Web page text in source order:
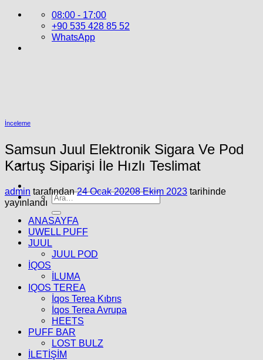
İçeriğe
08:00 - 17:00
+90 535 428 85 52
WhatsApp
Ara:
ANASAYFA
UWELL PUFF
JUUL
JUUL POD
İQOS
İLUMA
IQOS TEREA
İqos Terea Kıbrıs
İqos Terea Avrupa
HEETS
PUFF BAR
LOST BULZ
İLETİŞİM
İnceleme
Samsun Juul Elektronik Sigara Ve Pod
Kartuş Siparişi İle Hızlı Teslimat
admin tarafından 24 Ocak 20208 Ekim 2023 tarihinde
yayınlandı